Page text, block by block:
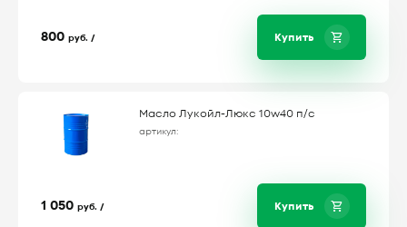
800 руб. / Купить
Масло Лукойл-Люкс 10w40 п/с
артикул:
1 050 руб. / Купить